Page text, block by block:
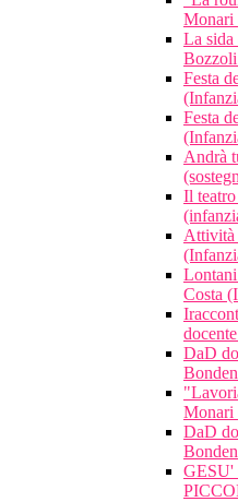
Monari
La sida
Festa
Festa
Andrà
Il
Attività
Costa
DaD
Monari
DaD